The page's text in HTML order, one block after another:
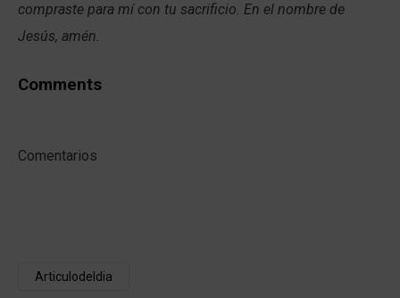
compraste para mí con tu sacrificio. En el nombre de
Jesús, amén.
Comments
Comentarios
Articulodeldia